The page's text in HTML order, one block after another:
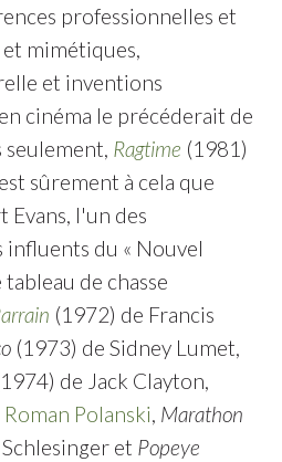
professionnelles et
mimétiques,
et inventions
cinéma le précéderait de
Ragtime (1981)
sûrement à cela que
Evans, l'un des
du « Nouvel
de chasse
(1972) de Francis
(1973) de Sidney Lumet,
de Jack Clayton,
Roman Polanski, Marathon
et Popeye